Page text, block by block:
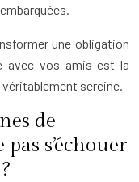
une obligation
avec vos amis est la
sereine.
de
s’échouer